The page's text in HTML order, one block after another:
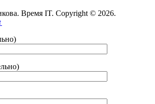
Время IT. Copyright © 2026.